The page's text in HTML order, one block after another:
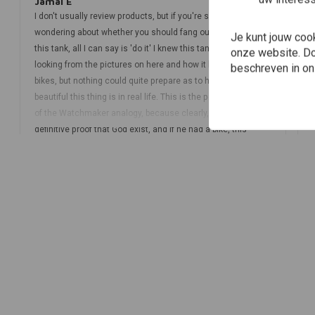
I don't usually review products, but if you're sitting there,
wondering about whether you should fang out the money for
this tank, all I can say is 'do it' I knew this tank was good
looking from the pictures on here and how it looked on other
bikes, but nothing could quite prepare as to how bloody
beautiful this thing is in real life. This is the perfect example
of the Watchmaker analogy, because clearly, this shit is
definitive proof that God exist, and if he had a bike, this
Je kunt jouw
onze website.
beschreven in